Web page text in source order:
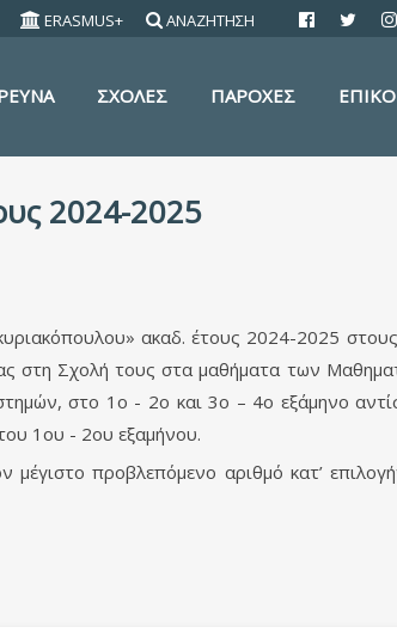
ERASMUS+ ΑΝΑΖΗΤΗΣΗ
ΣΧΟΛΕΣ ΠΑΡΟΧΕΣ
2024-2025
ακαδ. έτους 2024-2025
στη Σχολή τους στα μαθήματα των
στο 1ο - 2ο και 3ο – 4ο εξάμηνο
1ου - 2ου εξαμήνου.
προβλεπόμενο αριθμό κατ’